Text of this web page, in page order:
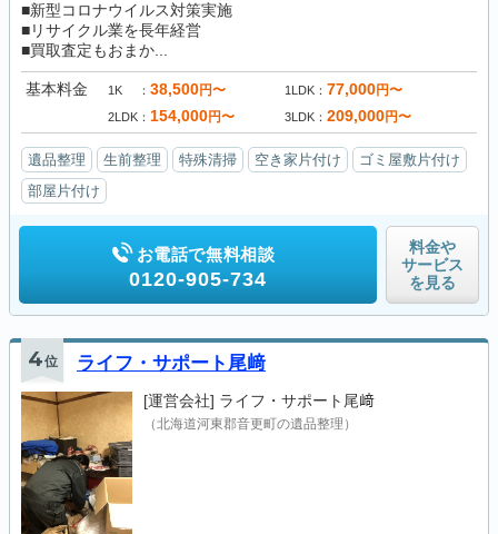
■新型コロナウイルス対策実施
■リサイクル業を長年経営
■買取査定もおまか...
基本料金 1K 38,500円〜 1LDK 77,000円〜
2LDK 154,000円〜 3LDK 209,000円〜
遺品整理 生前整理 特殊清掃 空き家片付け
ゴミ屋敷片付け
部屋片付け
お電話で無料相談
0120-905-734
料金や
サービス
を見る
4位 ライフ・サポート尾﨑
[運営会社] ライフ・サポート尾﨑
（北海道河東郡音更町の遺品整理）